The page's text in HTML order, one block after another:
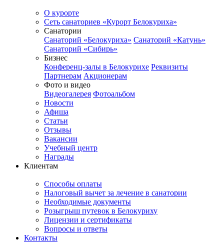
О курорте
Сеть санаториев «Курорт Белокуриха»
Санатории
Санаторий «Белокуриха» Санаторий «Катунь»
Санаторий «Сибирь»
Бизнес
Конференц-залы в Белокурихе Реквизиты
Партнерам Акционерам
Фото и видео
Видеогалерея Фотоальбом
Новости
Афиша
Статьи
Отзывы
Вакансии
Учебный центр
Награды
Клиентам
Способы оплаты
Налоговый вычет за лечение в санатории
Необходимые документы
Розыгрыш путевок в Белокуриху
Лицензии и сертификаты
Вопросы и ответы
Контакты